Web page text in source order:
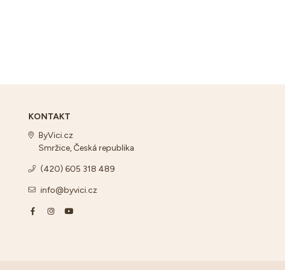
KONTAKT
ByVici.cz
Smržice, Česká republika
(420) 605 318 489
info@byvici.cz
FacebookInstagram
YouTube